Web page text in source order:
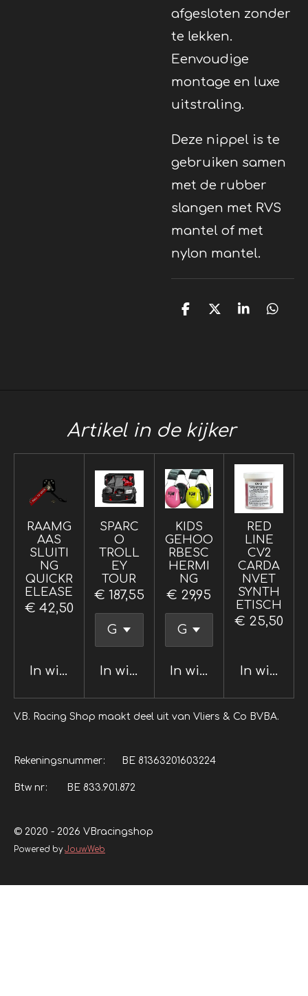
afgesloten zonder
te lekken.
Eenvoudige
montage en luxe
uitstraling.
Deze nippel is te
gebruiken samen
met de rubber
slangen met RVS
mantel of met
nylon mantel.
D
D
S
D
Artikel in de kijker
RAAMG
AAS
SLUITI
NG
QUICKR
ELEASE
€ 42,50
In winkelwagen
SPARC
O
TROLL
EY
TOUR
€ 187,55
In winkelwagen
KIDS
GEHOO
RBESC
HERMI
NG
€ 29,95
In winkelwagen
RED
LINE
CV2
CARDA
NVET
SYNTH
ETISCH
€ 25,50
In
V.B. Racing Shop maakt deel uit van Vliers & Co BVBA.
Rekeningsnummer: BE 81363201603224
Btw nr: BE 833.901.872
© 2020 - 2026 VBracingshop
Powered byJouwWeb